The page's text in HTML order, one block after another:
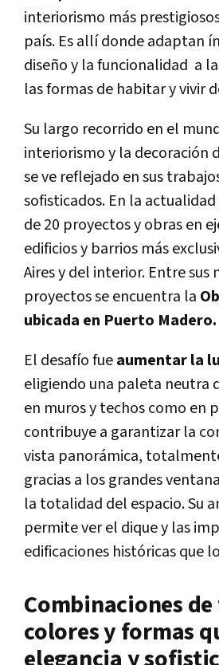
interiorismo más
país. Es allí donde adaptan
diseño y la funcionalidad a
las formas de habitar y vivir
Su largo recorrido en el
interiorismo y la decoración
se ve reflejado en sus
sofisticados. En la
de 20 proyectos y obras en
edificios y barrios más
Aires y del interior. Entre sus
proyectos se encuentra la
ubicada en Puerto Madero.
El desafío fueaumentar la
eligiendo una paleta neutra
en muros y techos como en
contribuye a garantizar la
vista panorámica,
gracias a los grandes
la totalidad del espacio. Su
permite ver el dique y las
edificaciones históricas que
Combinaciones
colores y formas